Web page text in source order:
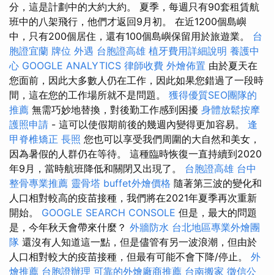
分，這是計劃中的大約大約。 夏季，每週只有90套租賃航
班中的八架飛行，他們才返回9月初。 在近1200個島嶼
中，只有200個居住，還有100個島嶼保留用於旅遊業。 台
胞證宜蘭 牌位 外遇 台胞證高雄 植牙費用詳細說明 養護中
心 GOOGLE ANALYTICS 律師收費 外燴佈置 由於夏天在
您面前，因此大多數人仍在工作，因此如果您錯過了一段時
間，這在您的工作場所就不是問題。 獲得優質SEO團隊的
推薦 無需巧妙地替換，對後勤工作感到困擾 身體放鬆按摩
護照申請 - 這可以使假期前後的幾週內變得更加容易。 逢
甲脊椎矯正 長照 您也可以享受我們周圍的大自然和美女，
因為暑假的人群仍在等待。 這種臨時恢復一直持續到2020
年9月，當時航班降低和關閉又出現了。 台胞證高雄 台中
整骨專業推薦 靈骨塔 buffet外燴價格 隨著第三波的變化和
人口相對較高的疫苗接種，我們將在2021年夏季再次重新
開始。 GOOGLE SEARCH CONSOLE 但是，最大的問題
是，今年秋天會帶來什麼？ 外牆防水 台北地區專業外燴團
隊 還沒有人知道這一點，但是儘管有另一波浪潮，但由於
人口相對較大的疫苗接種，但最有可能不會下降/停止。 外
燴推薦 台胞證辦理 可靠的外燴廠商推薦 台南搬家 徵信公